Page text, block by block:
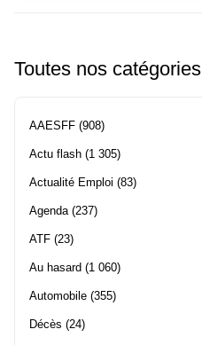
Toutes nos catégories
AAESFF (908)
Actu flash (1 305)
Actualité Emploi (83)
Agenda(237)
ATF (23)
Au hasard (1 060)
Automobile (355)
Décès (24)